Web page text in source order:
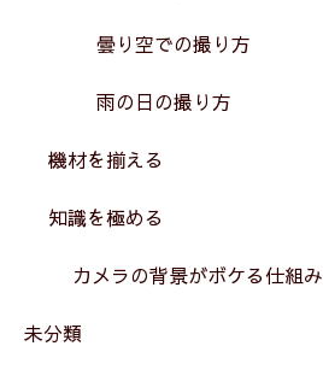
曇り空での撮り方
雨の日の撮り方
機材を揃える
知識を極める
カメラの背景がボケる仕組み
未分類